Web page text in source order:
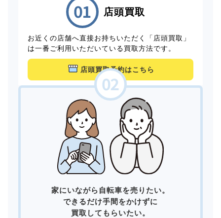
店頭買取
お近くの店舗へ直接お持ちいただく「店頭買取」
は一番ご利用いただいている買取方法です。
店頭買取予約はこちら
家にいながら自転車を売りたい。
できるだけ手間をかけずに
買取してもらいたい。